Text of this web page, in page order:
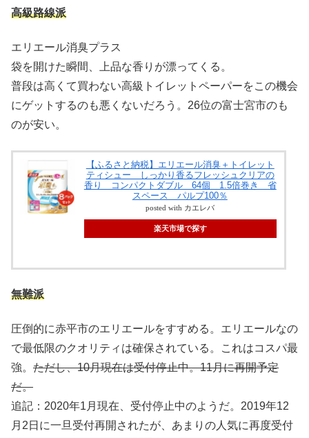
高級路線派
エリエール消臭プラス
袋を開けた瞬間、上品な香りが漂ってくる。
普段は高くて買わない高級トイレットペーパーをこの機会
にゲットするのも悪くないだろう。26位の富士宮市のも
のが安い。
【ふるさと納税】エリエール消臭＋トイレット
ティシュー しっかり香るフレッシュクリアの
香り コンパクトダブル 64個 1.5倍巻き 省
スペース パルプ100％
posted with カエレバ
楽天市場で探す
無難派
圧倒的に赤平市のエリエールをすすめる。エリエールなの
で最低限のクオリティは確保されている。これはコスパ最
強。 ただし、10月現在は受付停止中。11月に再開予定
だ。
追記：2020年1月現在、受付停止中のようだ。2019年12
月2日に一旦受付再開されたが、あまりの人気に再度受付